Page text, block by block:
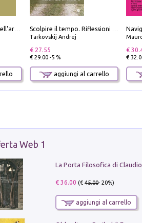
Tarkovskij Andrej
€ 27.55
€ 29.00 -5 %
aggiungi al carrello
€
€
Web 1
€ 36.00 (€45.00- 20%)
aggiungi al carrello